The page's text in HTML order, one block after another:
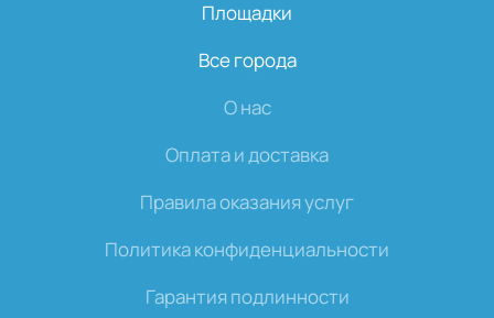
Площадки
Все города
О нас
Оплата и доставка
Правила оказания услуг
Политика конфиденциальности
Гарантия подлинности